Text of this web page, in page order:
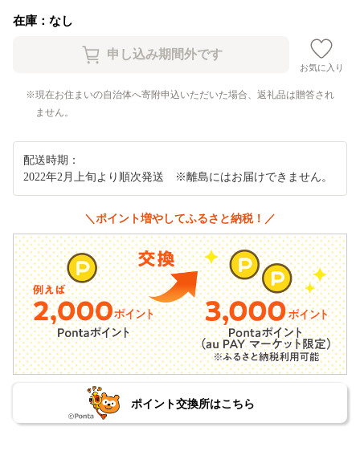
在庫：なし
お気に入り
現在お住まいの自治体へ寄附申込いただいた場合、返礼品は贈答され
ません。
配送時期：
2022年2月上旬より順次発送 ※離島にはお届けできません。
＼ポイント増やしてふるさと納税！／
ポイント交換所はこちら